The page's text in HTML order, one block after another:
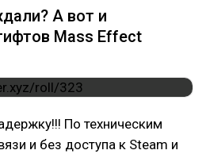
А вот и
Mass Effect
По техническим
и без доступа к Steam и